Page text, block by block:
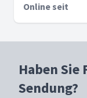
Online seit
Haben Sie
Sendung?